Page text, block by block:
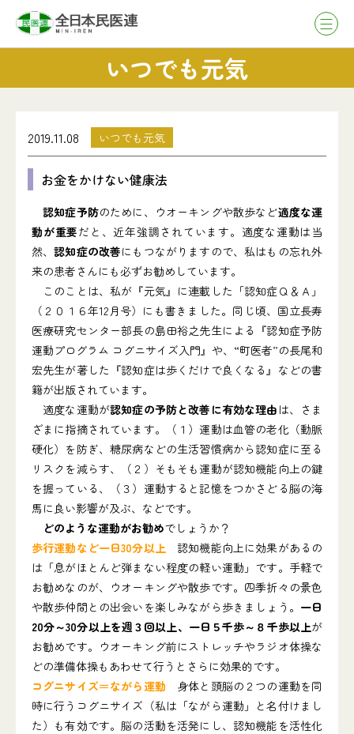
いつでも元気
2019.11.08 いつでも元気
お金をかけない健康法
認知症予防のために、ウオーキングや散歩など適度な運
動が重要だと、近年強調されています。適度な運動は当
然、認知症の改善にもつながりますので、私はもの忘れ外
来の患者さんにも必ずお勧めしています。
このことは、私が『元気』に連載した「認知症Ｑ＆Ａ」
（２０１６年12月号）にも書きました。同じ頃、国立長寿
医療研究センター部長の島田裕之先生による『認知症予防
運動プログラム コグニサイズ入門』や、“町医者”の長尾和
宏先生が著した『認知症は歩くだけで良くなる』などの書
籍が出版されています。
適度な運動が認知症の予防と改善に有効な理由 は、さま
ざまに指摘されています。（１）運動は血管の老化（動脈
硬化）を防ぎ、糖尿病などの生活習慣病から認知症に至る
リスクを減らす、（２）そもそも運動が認知機能向上の鍵
を握っている、（３）運動すると記憶をつかさどる脳の海
馬に良い影響が及ぶ、などです。
どのような運動がお勧めでしょうか？
歩行運動など一日30分以上認知機能向上に効果があるの
は「息がほとんど弾まない程度の軽い運動」です。手軽で
お勧めなのが、ウオーキングや散歩です。四季折々の景色
や散歩仲間との出会いを楽しみながら歩きましょう。 一日
20分～30分以上を週３回以上、一日５千歩～８千歩以上が
お勧めです。ウオーキング前にストレッチやラジオ体操な
どの準備体操もあわせて行うとさらに効果的です。
コグニサイズ＝ながら運動 身体と頭脳の２つの運動を同
時に行うコグニサイズ（私は「ながら運動」と名付けまし
た）も有効です。脳の活動を活発にし、認知機能を活性化